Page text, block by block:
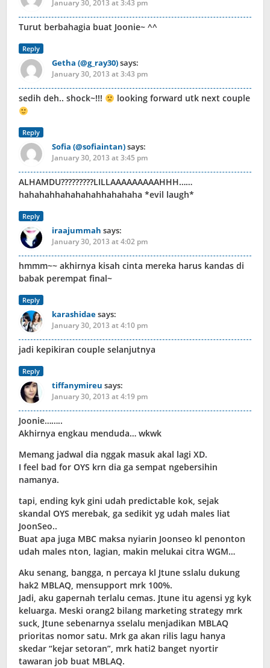
January 30, 2013 at 3:43 pm
Turut berbahagia buat Joonie~ ^^
Reply
Getha (@g_ray30)says:
January 30, 2013 at 3:43 pm
sedih deh.. shock~!!! looking forward utk next couple
Reply
Sofia (@sofiaintan)says:
January 30, 2013 at 3:45 pm
ALHAMDU?????????LILLAAAAAAAAAHHH……
hahahahhahahahahhahahaha *evil laugh*
Reply
iraajummah says:
January 30, 2013 at 4:02 pm
hmmm~~ akhirnya kisah cinta mereka harus kandas di
babak perempat final~
Reply
karashidaesays:
January 30, 2013 at 4:10 pm
jadi kepikiran couple selanjutnya
Reply
tiffanymireu says:
January 30, 2013 at 4:19 pm
Joonie……..
Akhirnya engkau menduda… wkwk
Memang jadwal dia nggak masuk akal lagi XD.
I feel bad for OYS krn dia ga sempat ngebersihin
namanya.
tapi, ending kyk gini udah predictable kok, sejak
skandal OYS merebak, ga sedikit yg udah males liat
JoonSeo..
Buat apa juga MBC maksa nyiarin Joonseo kl penonton
udah males nton, lagian, makin melukai citra WGM…
Aku senang, bangga, n percaya kl Jtune sslalu dukung
hak2 MBLAQ, mensupport mrk 100%.
Jadi, aku gapernah terlalu cemas. Jtune itu agensi yg kyk
keluarga. Meski orang2 bilang marketing strategy mrk
suck, Jtune sebenarnya sselalu menjadikan MBLAQ
prioritas nomor satu. Mrk ga akan rilis lagu hanya
skedar “kejar setoran”, mrk hati2 banget nyortir
tawaran job buat MBLAQ.